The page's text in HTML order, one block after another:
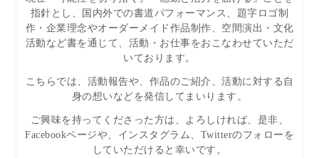
指針とし、国内外での書道パフォーマンス、題字ロゴ制
作・企業理念やオーダーメイド作品制作、空間演出・文化
活動など書を通じて、活動・お仕事をおこなわせていただ
いております。
こちらでは、活動報告や、作品のご紹介、活動に対する自
身の想いなどを発信してまいります。
ご興味を持ってくださった方は、よろしければ、是非、
Facebookページや、インスタグラム、Twitterのフォローを
していただけると幸いです。